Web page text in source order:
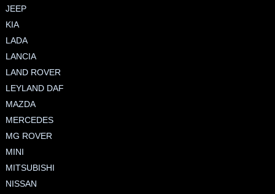
JEEP
KIA
LADA
LANCIA
LAND ROVER
LEYLAND DAF
MAZDA
MERCEDES
MG ROVER
MINI
MITSUBISHI
NISSAN